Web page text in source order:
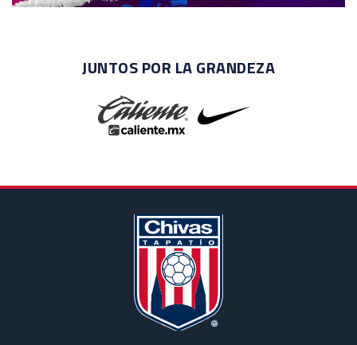
JUNTOS POR LA GRANDEZA